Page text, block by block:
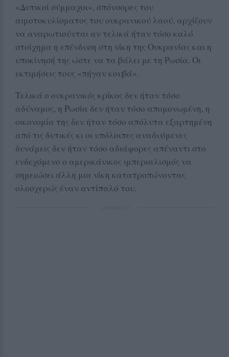
«Δυτικοί σύμμαχοι», σπόνσορες του
αιμοτοκυλίσματος του ουκρανικού λαού, αρχίζουν
να αναρωτιούνται αν τελικά ήταν τόσο καλό
στοίχημα η επένδυση στη νίκη της Ουκρανίας και η
υποκίνησή της ώστε να τα βάλει με τη Ρωσία. Οι
εκτιμήσεις τους «πήγαν κουβά».
Τελικά ο ουκρανικός κρίκος δεν ήταν τόσο
αδύναμος, η Ρωσία δεν ήταν τόσο απομονωμένη, η
οικονομία της δεν ήταν τόσο απόλυτα εξαρτημένη
από τις δυτικές κι οι υπόλοιπες αναδυόμενες
δυνάμεις δεν ήταν τόσο αδιάφορες απέναντι στο
ενδεχόμενο ο αμερικάνικος ιμπεριαλισμός να
σημειώσει άλλη μια νίκη κατατροπώνοντας
ολοσχερώς έναν αντίπαλό του.